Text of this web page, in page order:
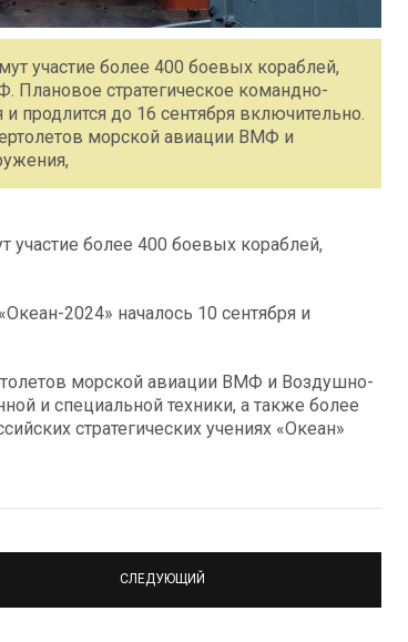
участие более 400 боевых кораблей,
Плановое стратегическое командно-
продлится до 16 сентября включительно.
морской авиации ВМФ и
участие более 400 боевых кораблей,
2024» началось 10 сентября и
морской авиации ВМФ и Воздушно-
и специальной техники, а также более
стратегических учениях «Океан»
СЛЕДУЮЩИЙ